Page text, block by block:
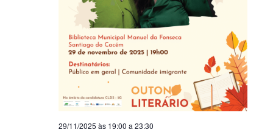
29/11/2025 às 19:00 a 23:30